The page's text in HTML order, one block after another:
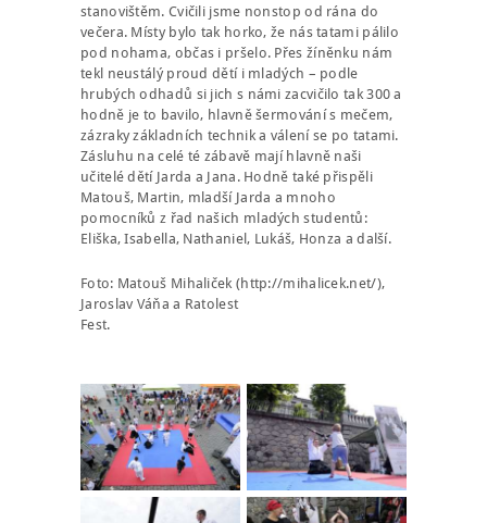
stanovištěm. Cvičili jsme nonstop od rána do
večera. Místy bylo tak horko, že nás tatami pálilo
pod nohama, občas i pršelo. Přes žíněnku nám
tekl neustálý proud dětí i mladých – podle
hrubých odhadů si jich s námi zacvičilo tak 300 a
hodně je to bavilo, hlavně šermování s mečem,
zázraky základních technik a válení se po tatami.
Zásluhu na celé té zábavě mají hlavně naši
učitelé dětí Jarda a Jana. Hodně také přispěli
Matouš, Martin, mladší Jarda a mnoho
pomocníků z řad našich mladých studentů:
Eliška, Isabella, Nathaniel, Lukáš, Honza a další.
Foto: Matouš Mihaliček (http://mihalicek.net/),
Jaroslav Váňa a Ratolest
Fest.